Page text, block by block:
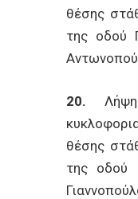
θέσης
της οδού
20.
θέσης
της οδού